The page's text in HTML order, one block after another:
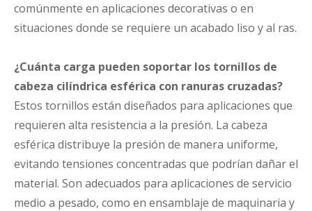
comúnmente en aplicaciones decorativas o en
situaciones donde se requiere un acabado liso y al ras.
¿Cuánta carga pueden soportar los tornillos de
cabeza cilíndrica esférica con ranuras cruzadas?
Estos tornillos están diseñados para aplicaciones que
requieren alta resistencia a la presión. La cabeza
esférica distribuye la presión de manera uniforme,
evitando tensiones concentradas que podrían dañar el
material. Son adecuados para aplicaciones de servicio
medio a pesado, como en ensamblaje de maquinaria y